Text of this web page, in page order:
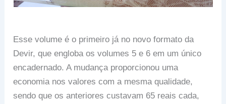
Esse volume é o primeiro já no novo formato da
Devir, que engloba os volumes 5 e 6 em um único
encadernado. A mudança proporcionou uma
economia nos valores com a mesma qualidade,
sendo que os anteriores custavam 65 reais cada,